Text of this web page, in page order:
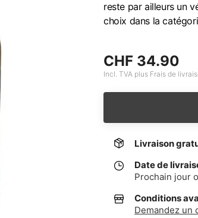
reste par ailleurs un
choix dans la
CHF 34.90
Incl. TVA plus Frais de
Livraison
Date de
Prochain jour
Conditions
Demandez un